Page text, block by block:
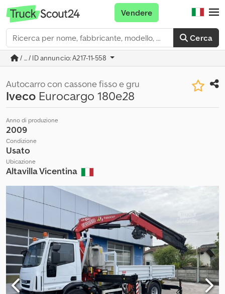
Cerca
Vendere
/ ... / ID annuncio: A217-11-558
Autocarro con cassone fisso e gru
Iveco Eurocargo 180e28
Anno di produzione
2009
Condizione
Usato
Ubicazione
Altavilla Vicentina